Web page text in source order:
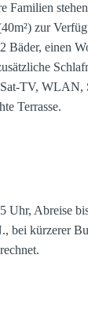
Familien
zur
Bäder, einen
TV, WLAN,
Terrasse.
Uhr, Abreise
bei kürzerer